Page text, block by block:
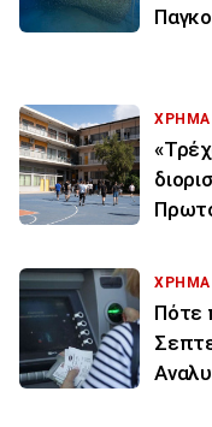
ΧΡΗΜΑ
ΧΡΗΜΑ
Πότε